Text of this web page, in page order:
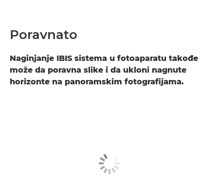
Poravnato
Naginjanje IBIS sistema u fotoaparatu takođe
može da poravna slike i da ukloni nagnute
horizonte na panoramskim fotografijama.